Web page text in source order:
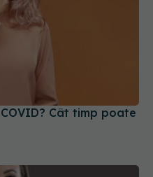
Cât timp poate